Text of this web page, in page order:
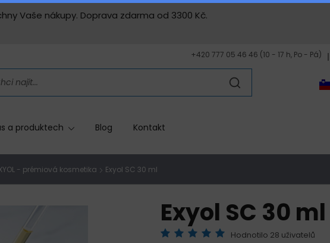
Vaše nákupy. Doprava zdarma od 3300 Kč.
+420 777 05 46 46 (10 - 17 h, Po - Pá)
a produktech Blog Kontakt
- prémiová kosmetika Exyol SC 30 ml
Exyol SC 30 ml
Hodnotilo 28 uživatelů